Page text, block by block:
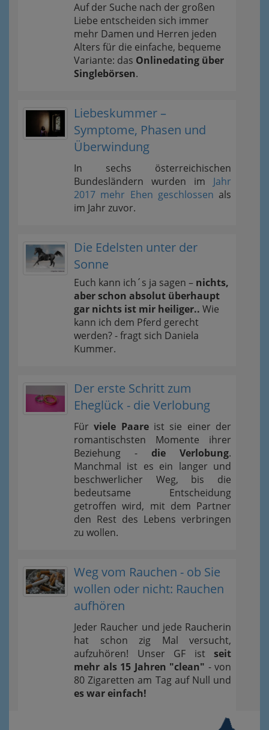
Auf der Suche nach der großen
Liebe entscheiden sich immer
mehr Damen und Herren jeden
Alters für die einfache, bequeme
Variante: das Onlinedating über
Singlebörsen.
Liebeskummer –
Symptome, Phasen und
Überwindung
In sechs österreichischen
Bundesländern wurden im Jahr
2017 mehr Ehen geschlossen als
im Jahr zuvor.
Die Edelsten unter der
Sonne
Euch kann ich´s ja sagen – nichts,
aber schon absolut überhaupt
gar nichts ist mir heiliger.. Wie
kann ich dem Pferd gerecht
werden? - fragt sich Daniela
Kummer.
Der erste Schritt zum
Eheglück - die Verlobung
Fürviele Paareist sie einer der
romantischsten Momente ihrer
Beziehung - die Verlobung.
Manchmal ist es ein langer und
beschwerlicher Weg, bis die
bedeutsame Entscheidung
getroffen wird, mit dem Partner
den Rest des Lebens verbringen
zu wollen.
Weg vom Rauchen - ob Sie
wollen oder nicht: Rauchen
aufhören
Jeder Raucher und jede Raucherin
hat schon zig Mal versucht,
aufzuhören! Unser GF ist seit
mehr als 15 Jahren "clean" - von
80 Zigaretten am Tag auf Null und
es war einfach!